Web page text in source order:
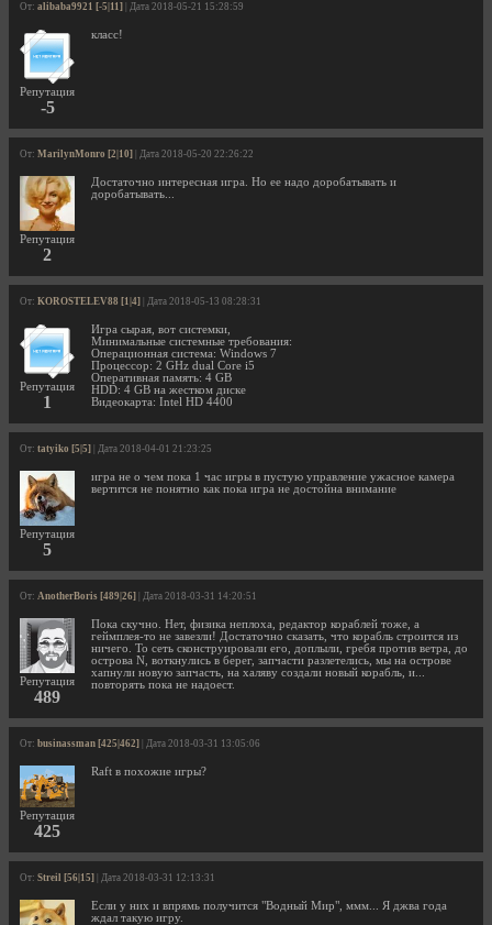
От: alibaba9921 [-5|11] | Дата 2018-05-21 15:28:59
Репутация
-5
класс!
От: MarilynMonro [2|10] | Дата 2018-05-20 22:26:22
Репутация
2
Достаточно интересная игра. Но ее надо доробатывать и
доробатывать...
От: KOROSTELEV88 [1|4] | Дата 2018-05-13 08:28:31
Репутация
1
Игра сырая, вот системки,
Минимальные системные требования:
Операционная система: Windows 7
Процессор: 2 GHz dual Core i5
Оперативная память: 4 GB
HDD: 4 GB на жестком диске
Видеокарта: Intel HD 4400
От: tatyiko [5|5] | Дата 2018-04-01 21:23:25
Репутация
5
игра не о чем пока 1 час игры в пустую управление ужасное камера
вертится не понятно как пока игра не достойна внимание
От: AnotherBoris [489|26] | Дата 2018-03-31 14:20:51
Репутация
489
Пока скучно. Нет, физика неплоха, редактор кораблей тоже, а
геймплея-то не завезли! Достаточно сказать, что корабль строится из
ничего. То сеть сконструировали его, доплыли, гребя против ветра, до
острова N, воткнулись в берег, запчасти разлетелись, мы на острове
хапнули новую запчасть, на халяву создали новый корабль, и...
повторять пока не надоест.
От: businassman [425|462] | Дата 2018-03-31 13:05:06
Репутация
425
Raft в похожие игры?
От: Streil [56|15] | Дата 2018-03-31 12:13:31
Если у них и впрямь получится "Водный Мир", ммм... Я джва года
ждал такую игру.